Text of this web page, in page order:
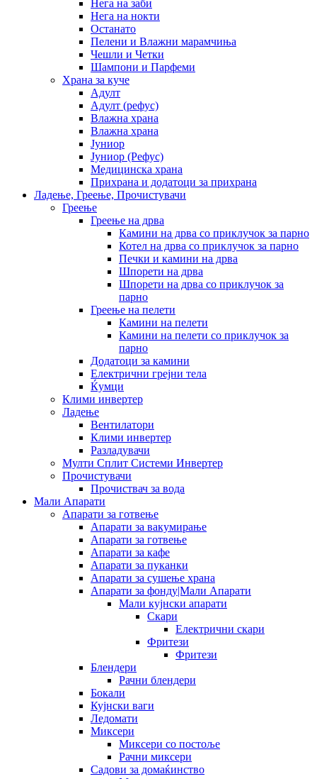
Нега на заби
Нега на нокти
Останато
Пелени и Влажни марамчиња
Чешли и Четки
Шампони и Парфеми
Храна за куче
Адулт
Адулт (рефус)
Влажна храна
Влажна храна
Јуниор
Јуниор (Рефус)
Медицинска храна
Прихрана и додатоци за прихрана
Ладење, Греење, Прочистувачи
Греење
Греење на дрва
Камини на дрва со приклучок за парно
Котел на дрва со приклучок за парно
Печки и камини на дрва
Шпорети на дрва
Шпорети на дрва со приклучок за
парно
Греење на пелети
Камини на пелети
Камини на пелети со приклучок за
парно
Додатоци за камини
Електрични грејни тела
Ќумци
Клими инвертер
Ладење
Вентилатори
Клими инвертер
Разладувачи
Мулти Сплит Системи Инвертер
Прочистувачи
Прочиствач за вода
Мали Апарати
Апарати за готвење
Апарати за вакумирање
Апарати за готвење
Апарати за кафе
Апарати за пуканки
Апарати за сушење храна
Апарати за фонду|Мали Апарати
Мали кујнски апарати
Скари
Електрични скари
Фритези
Фритези
Блендери
Рачни блендери
Бокали
Кујнски ваги
Ледомати
Миксери
Миксери со постоље
Рачни миксери
Садови за домаќинство